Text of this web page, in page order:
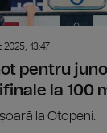
2025, 13:47
pentru
la 100
la Otopeni.